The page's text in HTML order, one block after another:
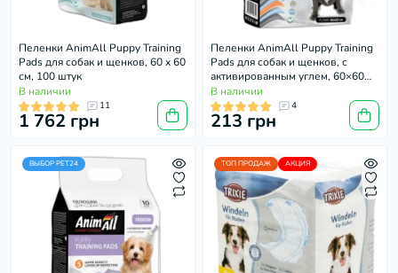
Пеленки AnimAll Puppy Training
Pads для собак и щенков, 60 х 60
см, 100 штук
В наличии
11
1 762 грн
Пеленки AnimAll Puppy Training
Pads для собак и щенков, с
активированным углем, 60×60
см, 10 шт
В наличии
4
213 грн
ВЫБОР PET24 ТОП ПРОДАЖ АКЦИЯ